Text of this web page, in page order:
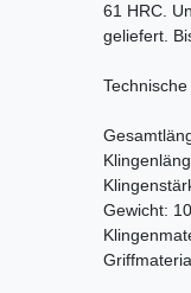
61 HRC.
geliefert.
Gewicht: